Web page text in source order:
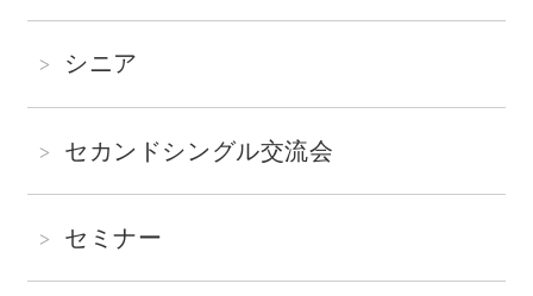
シニア
セカンドシングル交流会
セミナー